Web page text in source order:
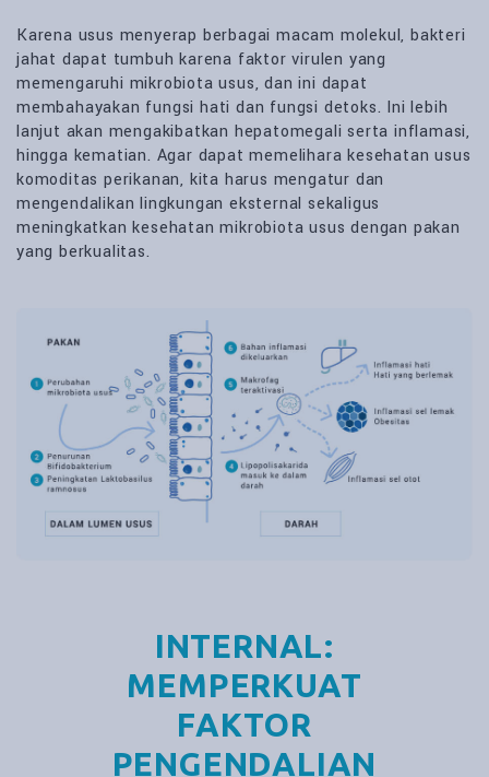
Karena usus menyerap berbagai macam molekul, bakteri
jahat dapat tumbuh karena faktor virulen yang
memengaruhi mikrobiota usus, dan ini dapat
membahayakan fungsi hati dan fungsi detoks. Ini lebih
lanjut akan mengakibatkan hepatomegali serta inflamasi,
hingga kematian. Agar dapat memelihara kesehatan usus
komoditas perikanan, kita harus mengatur dan
mengendalikan lingkungan eksternal sekaligus
meningkatkan kesehatan mikrobiota usus dengan pakan
yang berkualitas.
INTERNAL:
MEMPERKUAT
FAKTOR
PENGENDALIAN